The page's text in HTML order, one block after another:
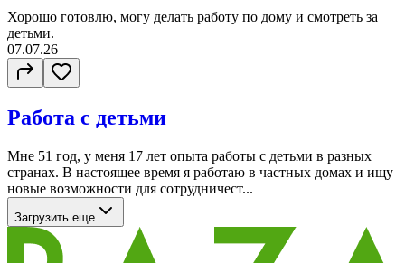
Хорошо готовлю, могу делать работу по дому и смотреть за
детьми.
07.07.26
Работа с детьми
Мне 51 год, у меня 17 лет опыта работы с детьми в разных
странах. В настоящее время я работаю в частных домах и ищу
новые возможности для сотрудничест...
Загрузить еще